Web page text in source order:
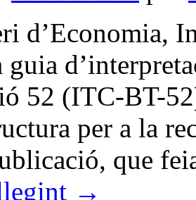
d’Economia,
52 (ITC-BT-
per a la
que
→